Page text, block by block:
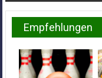
Empfehlungen